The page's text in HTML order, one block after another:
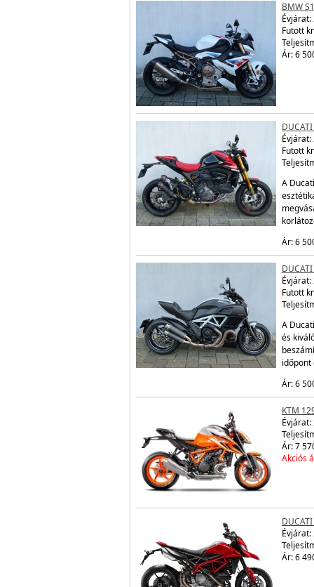
BMW
Évjárat:
Futott
Ár: 6
Évjárat:
Futott
A
Ár: 6
Évjárat:
Futott
A
és
időpont
Ár: 6
KTM
Évjárat:
Ár: 7
Akciós
Évjárat:
Ár: 6